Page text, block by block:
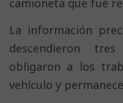
La información
descendieron
obligaron a los
vehículo y